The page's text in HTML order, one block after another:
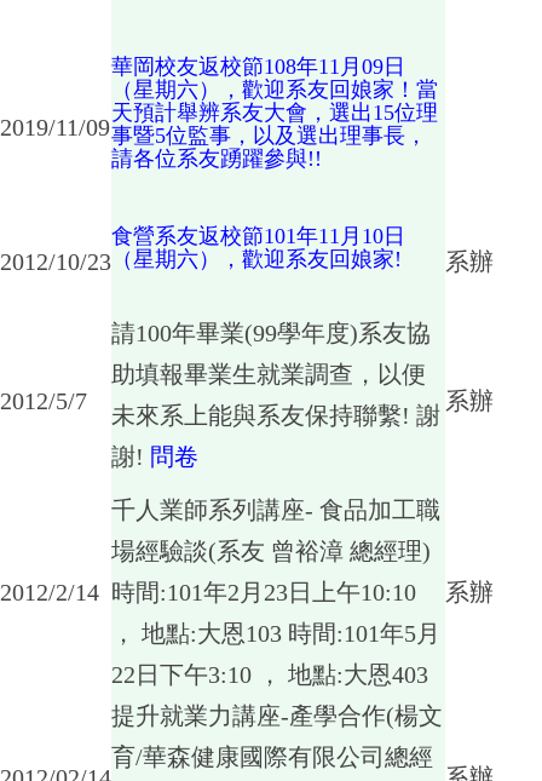
2019/11/09
華岡校友返校節108年11月09日
（星期六），歡迎系友回娘家！當
天預計舉辨系友大會，選出15位理
事暨5位監事，以及選出理事長，
請各位系友踴躍參與!!
2012/10/23
食營系友返校節101年11月10日
（星期六），歡迎系友回娘家!
系辦
2012/5/7
請100年畢業(99學年度)系友協
助填報畢業生就業調查，以便
未來系上能與系友保持聯繫! 謝
謝! 問卷
系辦
2012/2/14
千人業師系列講座- 食品加工職
場經驗談(系友 曾裕漳 總經理)
時間:101年2月23日上午10:10
， 地點:大恩103 時間:101年5月
22日下午3:10 ， 地點:大恩403
系辦
提升就業力講座-產學合作(楊文
育/華森健康國際有限公司總經